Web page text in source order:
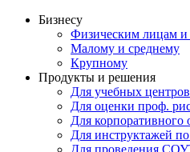
Бизнесу
Физическим лицам и
Малому и среднему
Крупному
Продукты и решения
Для учебных центров
Для оценки проф.
Для корпоративного
Для инструктажей
Для проведения